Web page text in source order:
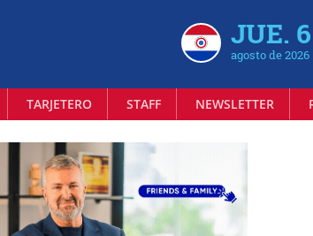
JUE. 6
agosto de 2026
TARJETERO STAFF NEWSLETTER